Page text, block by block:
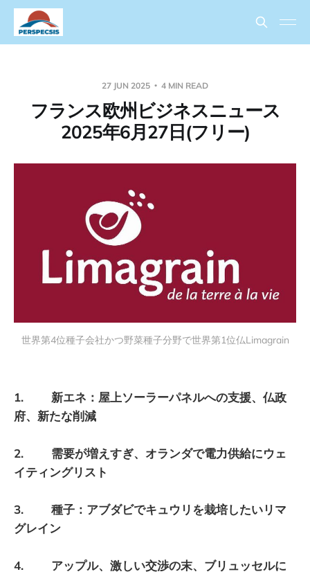
27 JUN 2025 4 MIN READ
フランス欧州ビジネスニュース
2025年6月27日(フリー)
世界第4位種子会社かつ野菜種子分野で世界第1位仏Limagrain
1. 新エネ：屋上ソーラーパネルへの支援、仏政
府、新たな削減
2. 需要が増えすぎ、オランダで電力供給にウェ
イティングリスト
3. 種子：アブダビでキュウリを栽培したいリマ
グレイン
4. アップル、激しい交渉の末、ブリュッセルに